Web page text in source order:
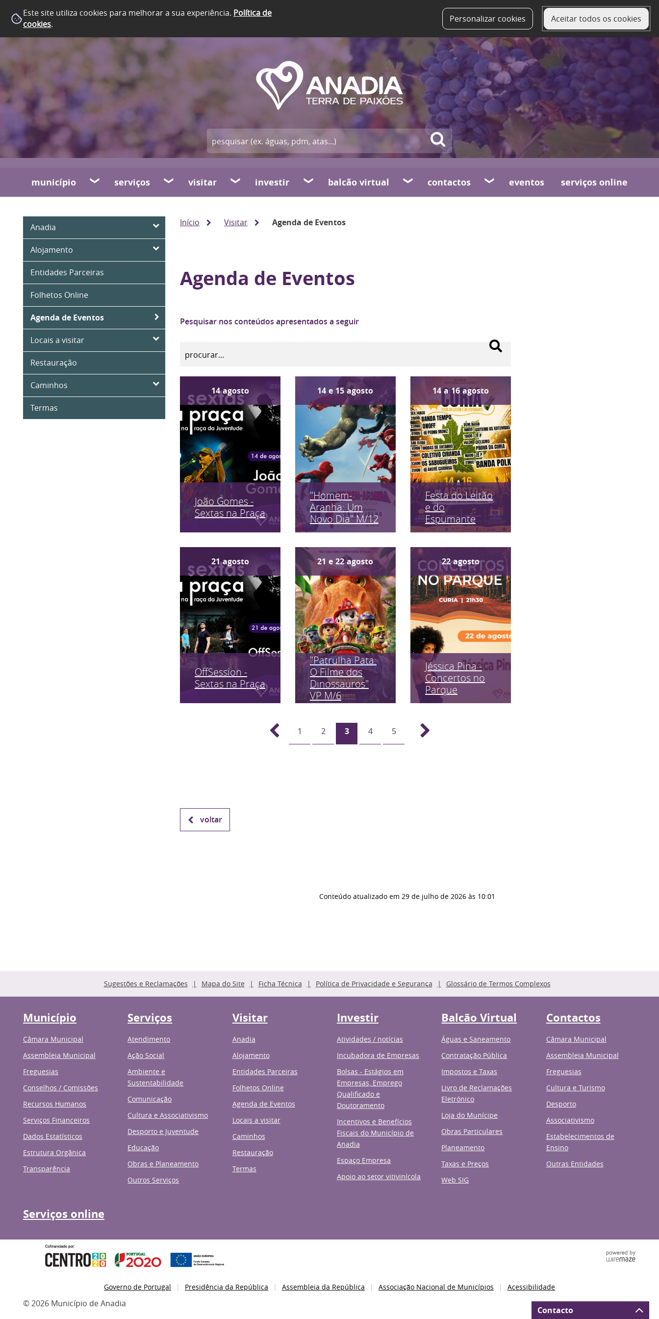
Este site utiliza cookies para melhorar a sua experiência. Política de
cookies. Personalizar cookies Aceitar todos os cookies
município serviços visitar investir balcão virtual contactos eventos serviços online
Anadia
Alojamento
Entidades Parceiras
Folhetos Online
Agenda de Eventos
Locais a visitar
Restauração
Caminhos
Termas
Início Visitar Agenda de Eventos
Agenda de Eventos
Pesquisar nos conteúdos apresentados a seguir
14 agosto
João Gomes -
Sextas na Praça
14 e 15 agosto
"Homem-
Aranha: Um
Novo Dia" M/12
14 a 16 agosto
Festa do Leitão
e do
Espumante
21 agosto
OffSession -
Sextas na Praça
21 e 22 agosto
"Patrulha Pata:
O Filme dos
Dinossauros"
VP M/6
22 agosto
Jéssica Pina -
Concertos no
Parque
1 2 3 4 5
voltar
Conteúdo atualizado em 29 de julho de 2026 às 10:01
Sugestões e Reclamações Mapa do Site Ficha Técnica Política de Privacidade e Segurança Glossário de Termos Complexos
Município
Câmara Municipal
Assembleia Municipal
Freguesias
Conselhos / Comissões
Recursos Humanos
Serviços Financeiros
Dados Estatísticos
Estrutura Orgânica
Transparência
Serviços
Atendimento
Ação Social
Ambiente e
Sustentabilidade
Comunicação
Cultura e Associativismo
Desporto e Juventude
Educação
Obras e Planeamento
Outros Serviços
Visitar
Anadia
Alojamento
Entidades Parceiras
Folhetos Online
Agenda de Eventos
Locais a visitar
Caminhos
Restauração
Termas
Investir
Atividades / notícias
Incubadora de Empresas
Bolsas - Estágios em
Empresas, Emprego
Qualificado e
Doutoramento
Incentivos e Benefícios
Fiscais do Município de
Anadia
Espaço Empresa
Apoio ao setor vitivinícola
Balcão Virtual
Águas e Saneamento
Contratação Pública
Impostos e Taxas
Livro de Reclamações
Eletrónico
Loja do Munícipe
Obras Particulares
Planeamento
Taxas e Preços
Web SIG
Contactos
Câmara Municipal
Assembleia Municipal
Freguesias
Cultura e Turismo
Desporto
Associativismo
Estabelecimentos de
Ensino
Outras Entidades
Serviços online
Governo de Portugal Presidência da República Assembleia da República Associação Nacional de Municípios Acessibilidade
© 2026 Município de Anadia
Contacto